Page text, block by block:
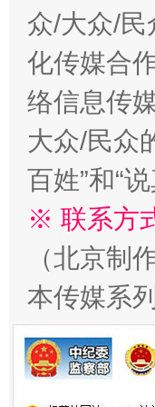
揭开“小金
众/大众/
化传媒合
络信息传
大众/民众
百姓”和“
※ 联系方
（北京制
本传媒系